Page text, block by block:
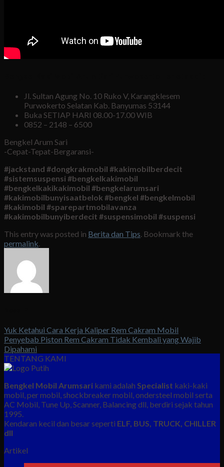
Jl. Sultan Agung No. 10 Ruko V, Karangklesem
Purwokerto Selatan Kab. Banyumas 53144
Buka SETIAP HARI 08.00-17.00 WIB
0852 – 2148 – 6500
Bengkel Arum Sari
-Cepat-Tepat-Bergaransi-
#jackstand #dongkrakmobil #kakimobilberdecit
#sistemsuspensi #bengkelkakimobil
#bengkelkakikakimobil #bengkelarumsari
#kakimobilbunyisaatbelok #bengkel #bengkelmobil
#kakimobil #sparepartmobilavanza
#kakimobilbunyiberdecit #suspensimobil #suspensi
This entry was posted in Berita dan Tips. Bookmark the
permalink.
Yuk Ketahui Cara Kerja Kaliper Rem Cakram Mobil
Penyebab Piston Rem Cakram Tidak Kembali yang Wajib
Dipahami
TENTANG KAMI
Bengkel Mobil Arumsari kami adalah Specialist kaki-kaki
mobil, per mobil, shockbreaker mobil, ondersteel mobil serta
AC Mobil, Tune Up, Scanner, Balancing dll, berdiri sejak tahun
1995.
Kendaran kecil dan besar seperti ELF, BUS, TRUCK, CHILLER
dll
Artikel